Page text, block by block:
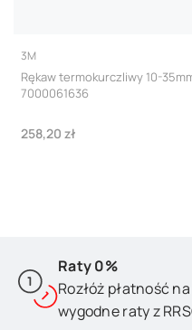
PRODUCENT
3M
Rękaw termokurczliwy 10-
7000061636
Cena
258,20 zł
Raty 0%
Rozłóż płatność na
wygodne raty z